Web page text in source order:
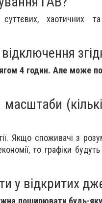
суттєвих, хаотичних
4 годин. Але може
Якщо споживачі з
то графіки
у відкритих
поширювати будь-